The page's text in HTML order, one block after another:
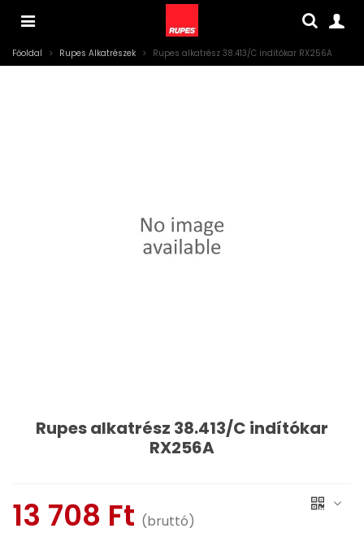
Főoldal > Rupes Alkatrészek > Rupes alkatrész 38.413/C indítókar RX256A
Rupes alkatrész 38.413/C indítókar
RX256A
13 708 Ft (bruttó)